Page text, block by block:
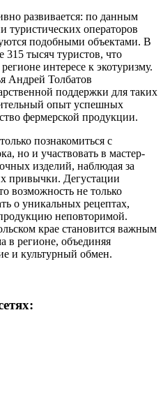
развивается: по данным
туристических операторов
подобными объектами. В
315 тысяч туристов, что
интересе к экотуризму.
Андрей Толбатов
поддержки для таких
опыт успешных
фермерской продукции.
познакомиться с
но и участвовать в мастер-
изделий, наблюдая за
привычки. Дегустации
возможность не только
о уникальных рецептах,
неповторимой.
крае становится важным
в регионе, объединяя
и культурный обмен.